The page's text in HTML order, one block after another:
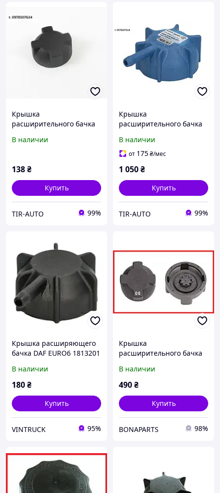
Крышка
расширительного бачка
1399820 D2302-WS
В наличии
138₴
Купить
TIR-AUTO 99%
Крышка
расширительного бачка
ТГХ 81061110023 CRB 145
000P
В наличии
от 175₴/мес
1 050₴
Купить
TIR-AUTO 99%
Крышка расширяющего
бачка DAF EURO6 1813201
В наличии
180₴
Купить
VINTRUCK 95%
Крышка
расширительного бачка
MIDLUM крышка бачка
РЕНО ДАФ
В наличии
490₴
Купить
BONAPARTS 98%